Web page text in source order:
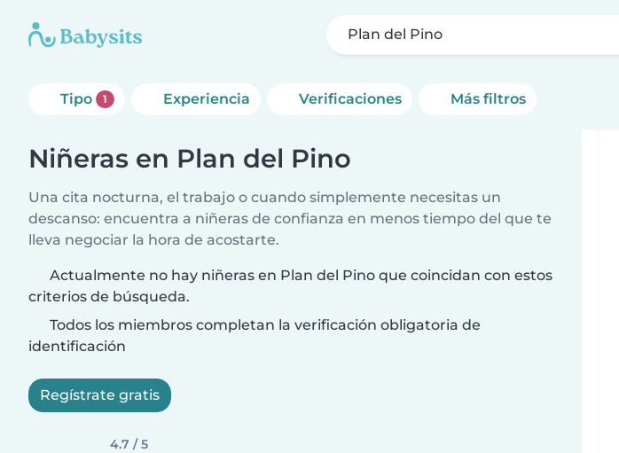
Plan del Pino
Tipo 1 Experiencia Verificaciones Más filtros
Niñeras en Plan del Pino
Una cita nocturna, el trabajo o cuando simplemente necesitas un
descanso: encuentra a niñeras de confianza en menos tiempo del que te
lleva negociar la hora de acostarte.
Actualmente no hay niñeras en Plan del Pino que coincidan con estos
criterios de búsqueda.
Todos los miembros completan la verificación obligatoria de
identificación
Regístrate gratis
4.7 / 5